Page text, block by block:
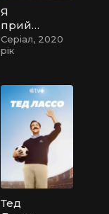
Я
прийд
у до
тебе за
Серіал, 2020
рік
Тед